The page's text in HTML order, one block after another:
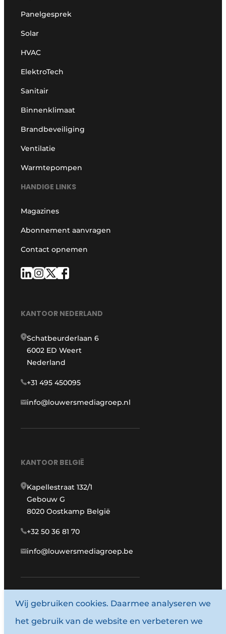
Panelgesprek
Solar
HVAC
ElektroTech
Sanitair
Binnenklimaat
Brandbeveiliging
Ventilatie
Warmtepompen
HANDIGE LINKS
Magazines
Abonnement aanvragen
Contact opnemen
KANTOOR NEDERLAND
Schatbeurderlaan 6
6002 ED Weert
Nederland
+31 495 450095
info@louwersmediagroep.nl
KANTOOR BELGIË
Kapellestraat 132/1
Gebouw G
8020 Oostkamp België
+32 50 36 81 70
info@louwersmediagroep.be
www.louwersmediagroep.com
© 1987 - 2026 Louwersmediagroep.
Wij gebruiken cookies. Daarmee analyseren we
het gebruik van de website en verbeteren we